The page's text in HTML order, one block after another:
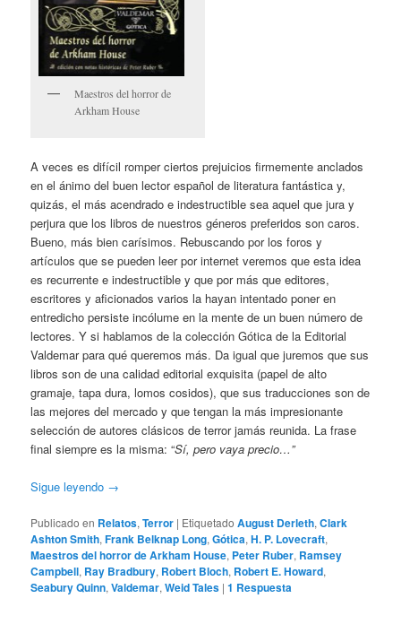
Maestros del horror de
Arkham House
A veces es difícil romper ciertos prejuicios firmemente anclados
en el ánimo del buen lector español de literatura fantástica y,
quizás, el más acendrado e indestructible sea aquel que jura y
perjura que los libros de nuestros géneros preferidos son caros.
Bueno, más bien carísimos. Rebuscando por los foros y
artículos que se pueden leer por internet veremos que esta idea
es recurrente e indestructible y que por más que editores,
escritores y aficionados varios la hayan intentado poner en
entredicho persiste incólume en la mente de un buen número de
lectores. Y si hablamos de la colección Gótica de la Editorial
Valdemar para qué queremos más. Da igual que juremos que sus
libros son de una calidad editorial exquisita (papel de alto
gramaje, tapa dura, lomos cosidos), que sus traducciones son de
las mejores del mercado y que tengan la más impresionante
selección de autores clásicos de terror jamás reunida. La frase
final siempre es la misma: “Sí, pero vaya precio…”
Sigue leyendo →
Publicado en Relatos,Terror | Etiquetado August Derleth,Clark
Ashton Smith,Frank Belknap Long,Gótica,H. P. Lovecraft,
Maestros del horror de Arkham House, Peter Ruber, Ramsey
Campbell, Ray Bradbury, Robert Bloch, Robert E. Howard,
Seabury Quinn,Valdemar,Weid Tales |1 Respuesta